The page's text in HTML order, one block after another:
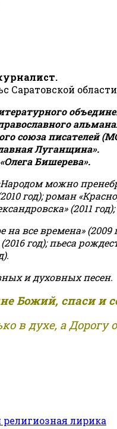
Саратовской
союза писателей
Луганщина».
Бишерева».
можно
год); роман
(2011
все времена» (2009
год); пьеса
и духовных песен.
Божий, спаси
в духе, а Дорогу
лирика